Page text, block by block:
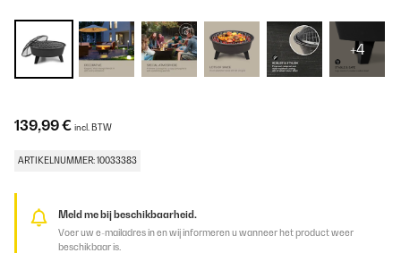
+4
139,99 € incl. BTW
ARTIKELNUMMER: 10033383
Meld me bij beschikbaarheid.
Voer uw e-mailadres in en wij informeren u wanneer het product weer
beschikbaar is.